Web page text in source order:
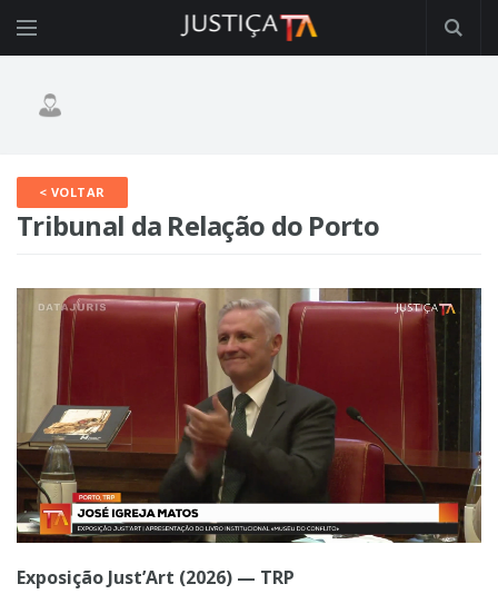
< VOLTAR
Tribunal da Relação do Porto
Exposição Just’Art (2026) — TRP